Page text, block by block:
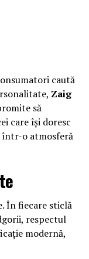
caută
Zaig
să
care își doresc
într-o atmosferă
În fiecare sticlă
respectul
modernă,